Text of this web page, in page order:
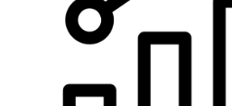
Mapeie sua jornada: do
Padronize conteúdo e